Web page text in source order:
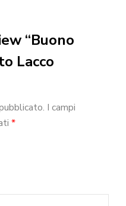
“Buono
Lacco
I campi
*